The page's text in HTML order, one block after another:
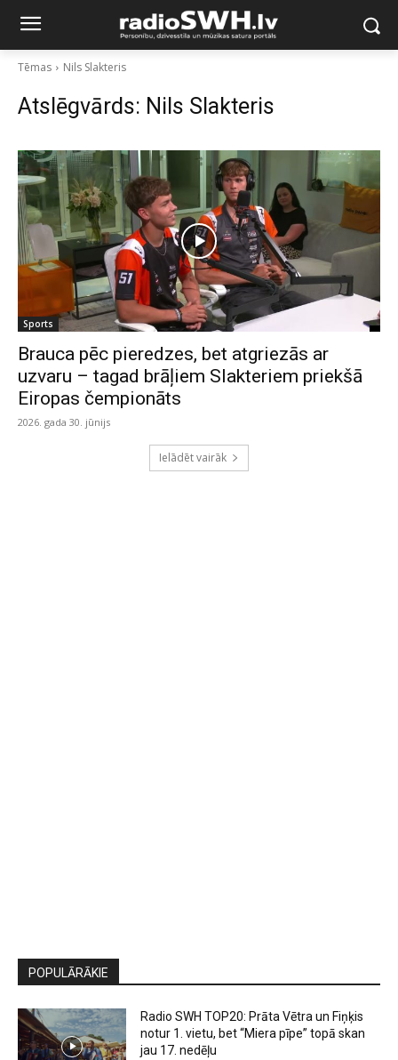
Tēmas Nils Slakteris
Atslēgvārds: Nils Slakteris
Sports
Brauca pēc pieredzes, bet atgriezās ar
uzvaru – tagad brāļiem Slakteriem priekšā
Eiropas čempionāts
2026. gada 30. jūnijs
Ielādēt vairāk
POPULĀRĀKIE
Radio SWH TOP20: Prāta Vētra un Fiņķis
notur 1. vietu, bet “Miera pīpe” topā skan
jau 17. nedēļu